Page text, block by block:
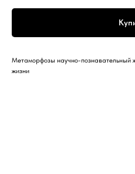
Метаморфозы научно-познавательный
жизни